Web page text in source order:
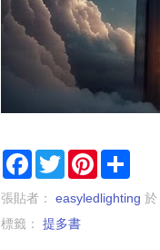
F
e
o
T
w
t
e
P
t
r
張貼者： easyledlighting 於
標籤： 提多書